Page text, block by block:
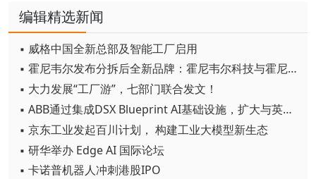
编辑精选新闻
▪ 威格中国全新总部及智能工厂启用
▪ 霍尼韦尔发布分拆后全新品牌：霍尼韦尔科技与霍尼韦尔航空航天
▪ 大力发展“工厂游”，七部门联合发文！
▪ ABB通过集成DSX Blueprint AI基础设施，扩大与英伟达的合作
▪ 京东工业发起百川计划， 构建工业大模型新生态
▪ 研华举办 Edge AI 国际论坛
▪ 卡诺普机器人冲刺港股IPO